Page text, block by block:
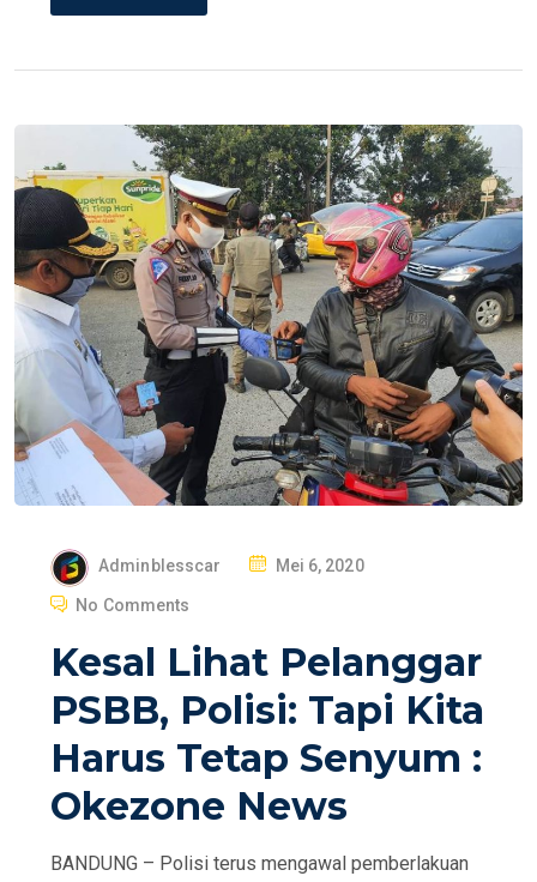
Adminblesscar
P
D
O
N
Mei 6, 2020
No Comments
Kesal Lihat Pelanggar
PSBB, Polisi: Tapi Kita
Harus Tetap Senyum :
Okezone News
BANDUNG – Polisi terus mengawal pemberlakuan